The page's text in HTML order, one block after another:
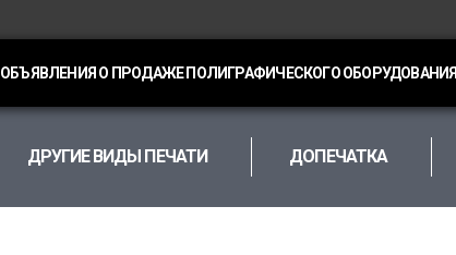
ОБЪЯВЛЕНИЯ О ПРОДАЖЕ ПОЛИГРАФИЧЕСКОГО ОБОРУДОВАНИЯ
ДРУГИЕ ВИДЫ ПЕЧАТИ ДОПЕЧАТКА